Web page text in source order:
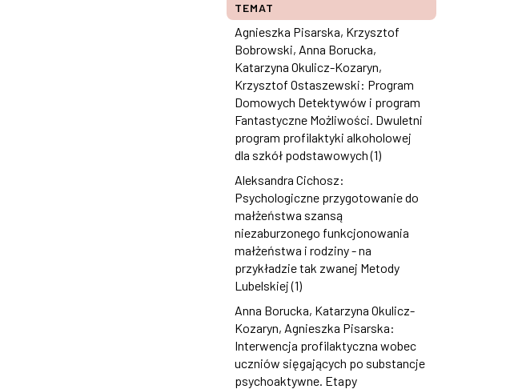
TEMAT
Agnieszka Pisarska, Krzysztof
Bobrowski, Anna Borucka,
Katarzyna Okulicz-Kozaryn,
Krzysztof Ostaszewski: Program
Domowych Detektywów i program
Fantastyczne Możliwości. Dwuletni
program profilaktyki alkoholowej
dla szkół podstawowych (1)
Aleksandra Cichosz:
Psychologiczne przygotowanie do
małżeństwa szansą
niezaburzonego funkcjonowania
małżeństwa i rodziny - na
przykładzie tak zwanej Metody
Lubelskiej (1)
Anna Borucka, Katarzyna Okulicz-
Kozaryn, Agnieszka Pisarska:
Interwencja profilaktyczna wobec
uczniów sięgających po substancje
psychoaktywne. Etapy